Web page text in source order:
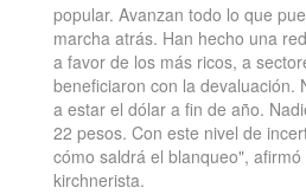
popular. Avanzan todo lo que
marcha atrás. Han hecho una
a favor de los más ricos, a
beneficiaron con la devaluación.
a estar el dólar a fin de año.
22 pesos. Con este nivel de
cómo saldrá el blanqueo",
kirchnerista.